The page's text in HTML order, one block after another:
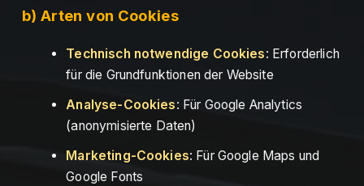
b) Arten von Cookies
Technisch notwendige Cookies: Erforderlich
für die Grundfunktionen der Website
Analyse-Cookies: Für Google Analytics
(anonymisierte Daten)
Marketing-Cookies: Für Google Maps und
Google Fonts